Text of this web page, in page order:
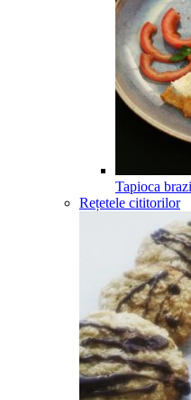
Tapioca
Rețetele cititorilor